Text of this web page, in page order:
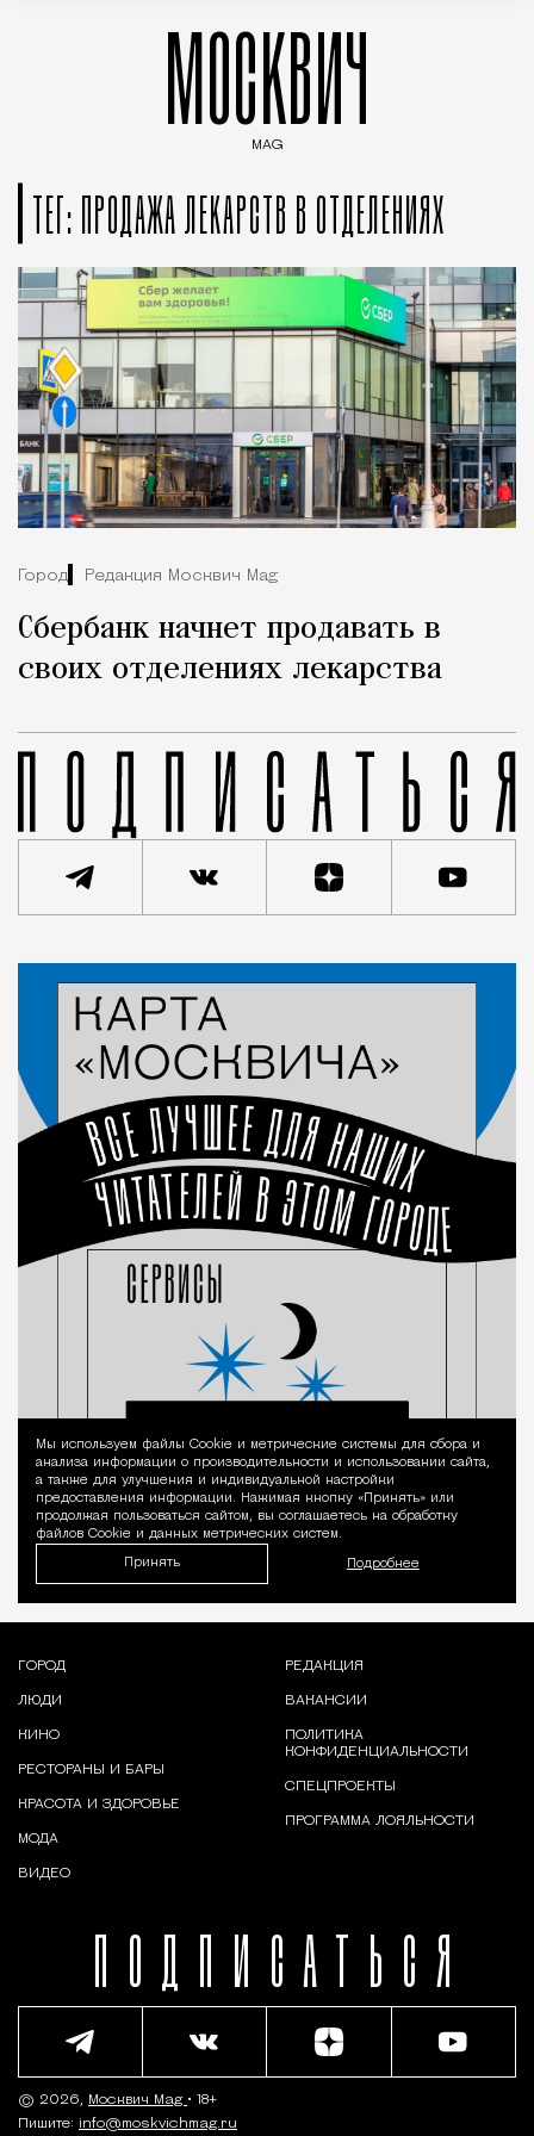
МОСКВИЧ
MAG
ТЕГ: ПРОДАЖА ЛЕКАРСТВ В ОТДЕЛЕНИЯХ
Город Редакция Москвич Mag
Сбербанк начнет продавать в
своих отделениях лекарства
Уведомление
Мы используем файлы Сookie и метрические системы для сбора и
анализа информации о производительности и использовании сайта,
а также для улучшения и индивидуальной настройки
предоставления информации. Нажимая кнопку «Принять» или
продолжая пользоваться сайтом, вы соглашаетесь на обработку
файлов Cookie и данных метрических систем.
Принять Подробнее
ПОДПИСАТЬСЯ
ГОРОД
ЛЮДИ
КИНО
РЕСТОРАНЫ И БАРЫ
КРАСОТА И ЗДОРОВЬЕ
МОДА
ВИДЕО
РЕДАКЦИЯ
ВАКАНСИИ
ПОЛИТИКА
КОНФИДЕНЦИАЛЬНОСТИ
СПЕЦПРОЕКТЫ
ПРОГРАММА ЛОЯЛЬНОСТИ
© 2026, Москвич Mag • 18+
Пишите: info@moskvichmag.ru